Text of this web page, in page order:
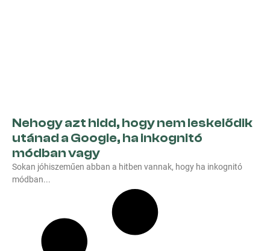
Nehogy azt hidd, hogy nem leskelődik
utánad a Google, ha inkognitó
módban vagy
Sokan jóhiszeműen abban a hitben vannak, hogy ha inkognitó
módban